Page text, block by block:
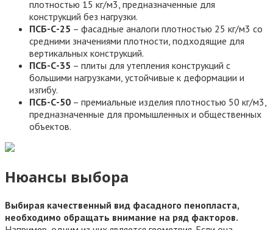
плотностью 15 кг/м3, предназначенные для
конструкций без нагрузки.
ПСБ-С-25 – фасадные аналоги плотностью 25 кг/м3 со
средними значениями плотности, подходящие для
вертикальных конструкций.
ПСБ-С-35 – плиты для утепления конструкций с
большими нагрузками, устойчивые к деформации и
изгибу.
ПСБ-С-50 – премиальные изделия плотностью 50 кг/м3,
предназначенные для промышленных и общественных
объектов.
Нюансы выбора
Выбирая качественный вид фасадного пенопласта,
необходимо обращать внимание на ряд факторов.